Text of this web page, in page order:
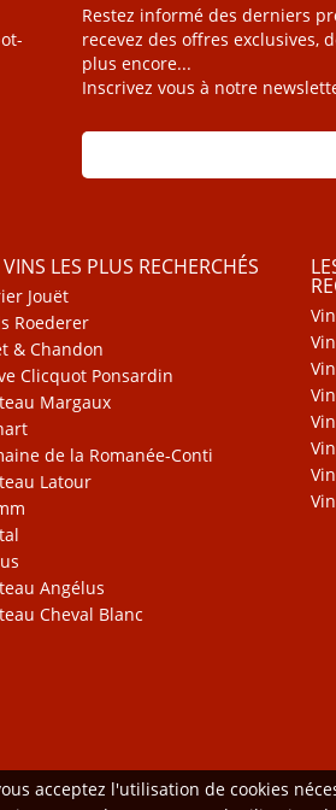
Restez informé des derniers
recevez des offres exclusives,
plus encore...
Inscrivez vous à notre
VINS LES PLUS RECHERCHÉS
Jouët
Roederer
& Chandon
Clicquot Ponsardin
Margaux
de la Romanée-Conti
Latour
Angélus
Cheval Blanc
acceptez l'utilisation de cookies